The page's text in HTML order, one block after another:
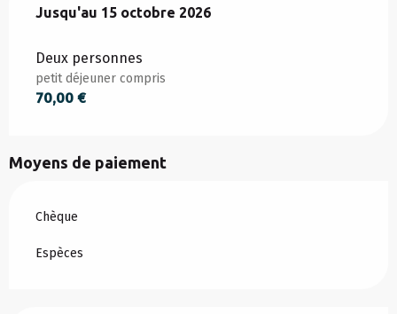
Du8 mai 2026au15 octobre 2026
Jusqu'au 15 octobre 2026
Deux personnes
petit déjeuner compris
70,00 €
Moyens de paiement
Chèque
Espèces